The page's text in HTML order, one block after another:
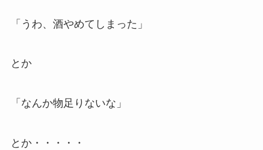
「うわ、酒やめてしまった」
とか
「なんか物足りないな」
とか・・・・・